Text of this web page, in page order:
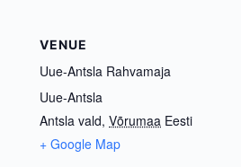
VENUE
Uue-Antsla Rahvamaja
Uue-Antsla
Antsla vald, Võrumaa Eesti
+ Google Map